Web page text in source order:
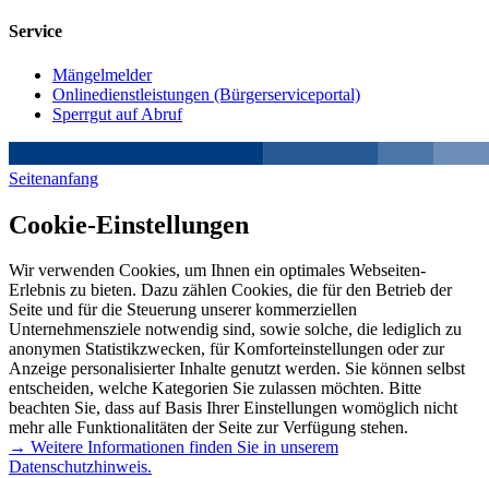
Service
Mängelmelder
Onlinedienstleistungen (Bürgerserviceportal)
Sperrgut auf Abruf
Seitenanfang
Cookie-Einstellungen
Wir verwenden Cookies, um Ihnen ein optimales Webseiten-
Erlebnis zu bieten. Dazu zählen Cookies, die für den Betrieb der
Seite und für die Steuerung unserer kommerziellen
Unternehmensziele notwendig sind, sowie solche, die lediglich zu
anonymen Statistikzwecken, für Komforteinstellungen oder zur
Anzeige personalisierter Inhalte genutzt werden. Sie können selbst
entscheiden, welche Kategorien Sie zulassen möchten. Bitte
beachten Sie, dass auf Basis Ihrer Einstellungen womöglich nicht
mehr alle Funktionalitäten der Seite zur Verfügung stehen.
→ Weitere Informationen finden Sie in unserem
Datenschutzhinweis.